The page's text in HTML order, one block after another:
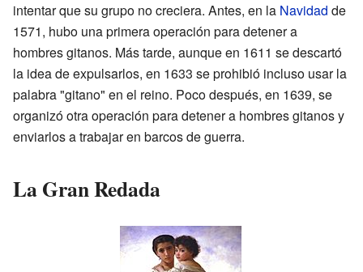
intentar que su grupo no creciera. Antes, en la Navidad de
1571, hubo una primera operación para detener a
hombres gitanos. Más tarde, aunque en 1611 se descartó
la idea de expulsarlos, en 1633 se prohibió incluso usar la
palabra "gitano" en el reino. Poco después, en 1639, se
organizó otra operación para detener a hombres gitanos y
enviarlos a trabajar en barcos de guerra.
La Gran Redada